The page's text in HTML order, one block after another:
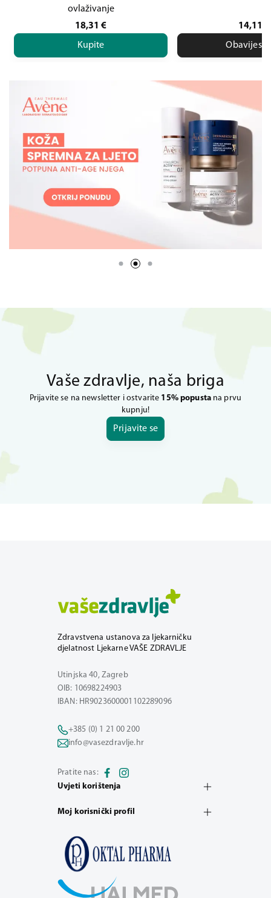
ovlaživanje
18,31 €
Kupite
14,11
Obavijesti
Vaše zdravlje, naša briga
Prijavite se na newsletter i ostvarite 15% popustana prvu
kupnju!
Prijavite se
Zdravstvena ustanova za ljekarničku
djelatnost Ljekarne VAŠE ZDRAVLJE
Utinjska 40, Zagreb
OIB: 10698224903
IBAN: HR9023600001102289096
+385 (0) 1 21 00 200
info@vasezdravlje.hr
Pratite nas:
Uvjeti korištenja
Moj korisnički profil